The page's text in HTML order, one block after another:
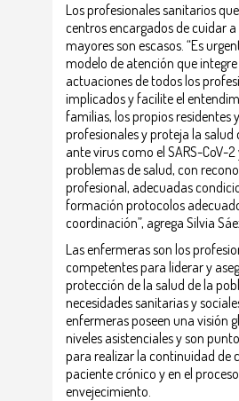
Los profesionales sanitarios
centros encargados de cuidar
mayores son escasos. “Es
modelo de atención que
actuaciones de todos los
implicados y facilite el
familias, los propios residentes
profesionales y proteja la salud
ante virus como el SARS-CoV-
problemas de salud, con
profesional, adecuadas
formación protocolos
coordinación”, agrega Silvia
Las enfermeras son los
competentes para liderar y
protección de la salud de la
necesidades sanitarias y
enfermeras poseen una visión
niveles asistenciales y son
para realizar la continuidad de
paciente crónico y en el
envejecimiento.